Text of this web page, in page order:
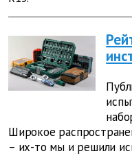
Широкое
– их-то мы и решили